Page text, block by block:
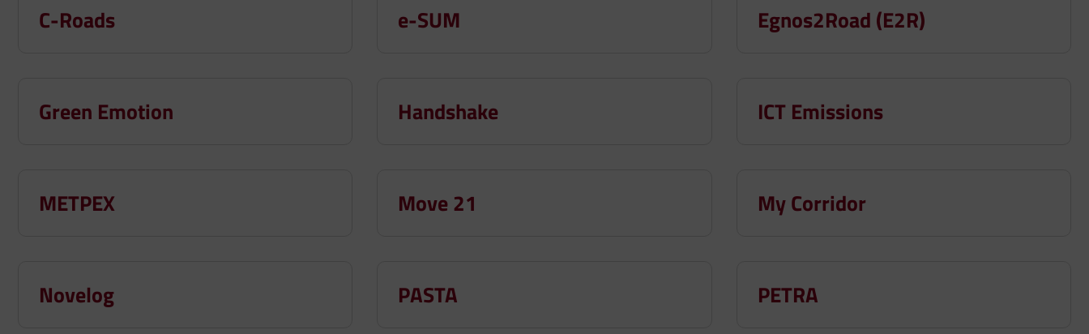
C-Roads e-SUM Egnos2Road (E2R)
Green Emotion Handshake ICT Emissions
METPEX Move 21 My Corridor
Novelog PASTA PETRA